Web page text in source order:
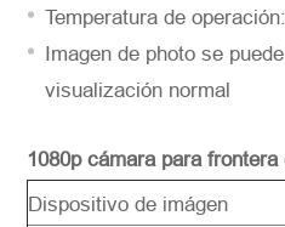
Temperatura de
Imagen de photo se
visualización normal
1080p cámara para
Dispositivo de imágen